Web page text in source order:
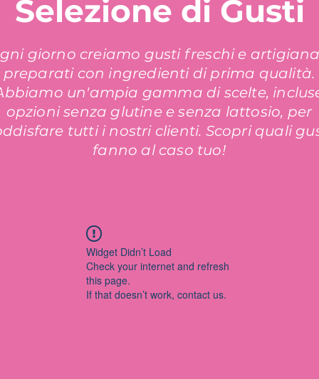
Selezione di Gusti
giorno creiamo gusti freschi e
preparati con ingredienti di prima qualità.
un'ampia gamma di scelte,
opzioni senza glutine e senza lattosio, per
tutti i nostri clienti. Scopri quali
fanno al caso tuo!
Widget Didn’t Load
Check your internet and refresh
this page.
If that doesn’t work, contact us.